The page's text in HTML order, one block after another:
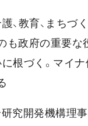
護、教育、まち
も政府の重要
に根づく。マイ
究開発機構理事